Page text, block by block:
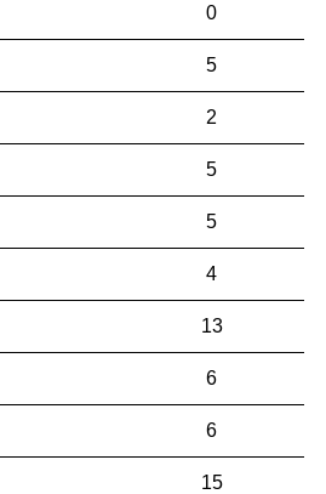
0
5
2
5
5
4
13
6
6
15